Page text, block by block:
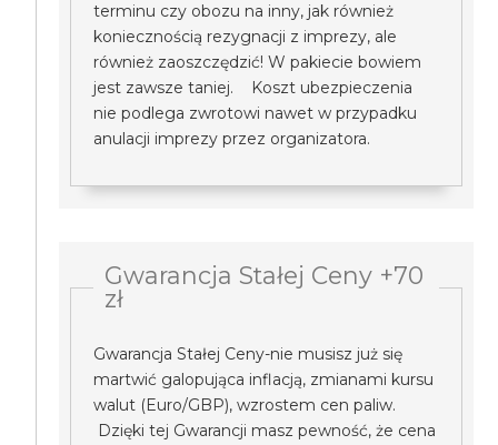
terminu czy obozu na inny, jak również
koniecznością rezygnacji z imprezy, ale
również zaoszczędzić! W pakiecie bowiem
jest zawsze taniej. Koszt ubezpieczenia
nie podlega zwrotowi nawet w przypadku
anulacji imprezy przez organizatora.
Gwarancja Stałej Ceny +70
zł
Gwarancja Stałej Ceny-nie musisz już się
martwić galopująca inflacją, zmianami kursu
walut (Euro/GBP), wzrostem cen paliw.
Dzięki tej Gwarancji masz pewność, że cena